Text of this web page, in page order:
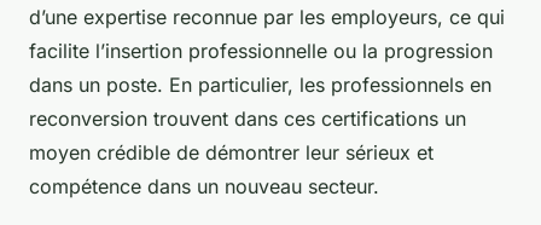
d’une expertise reconnue par les employeurs, ce qui
facilite l’insertion professionnelle ou la progression
dans un poste. En particulier, les professionnels en
reconversion trouvent dans ces certifications un
moyen crédible de démontrer leur sérieux et
compétence dans un nouveau secteur.